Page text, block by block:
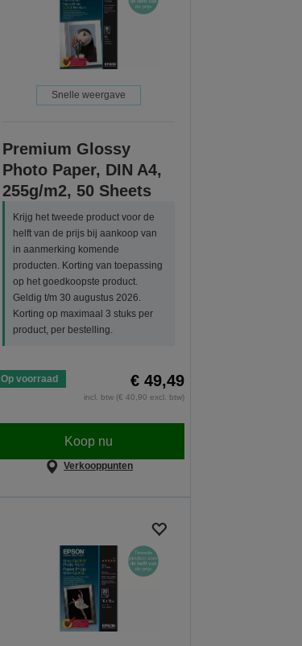
Snelle weergave
Premium Glossy
Photo Paper, DIN A4,
255g/m2, 50 Sheets
Krijg het tweede product voor de
helft van de prijs bij aankoop van
in aanmerking komende
producten. Korting van toepassing
op het goedkoopste product.
Geldig t/m 30 augustus 2026.
Korting op maximaal 3 stuks per
product, per bestelling.
Op voorraad € 49,49
incl. btw (€ 40,90 excl. btw)
Koop nu
Verkooppunten